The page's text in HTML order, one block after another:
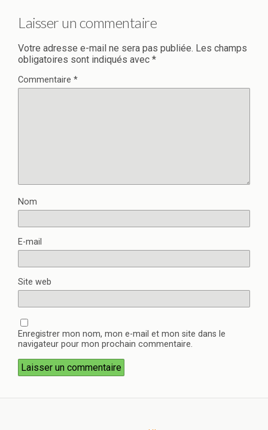
Laisser un commentaire
Votre adresse e-mail ne sera pas publiée. Les champs
obligatoires sont indiqués avec *
Commentaire *
Nom
E-mail
Site web
Enregistrer mon nom, mon e-mail et mon site dans le
navigateur pour mon prochain commentaire.